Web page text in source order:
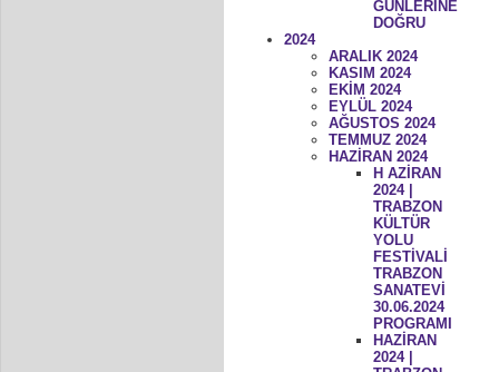
GÜNLERİNE
DOĞRU
2024
ARALIK 2024
KASIM 2024
EKİM 2024
EYLÜL 2024
AĞUSTOS 2024
TEMMUZ 2024
HAZİRAN 2024
H AZİRAN
2024 |
TRABZON
KÜLTÜR
YOLU
FESTİVALİ
TRABZON
SANATEVİ
30.06.2024
PROGRAMI
HAZİRAN
2024 |